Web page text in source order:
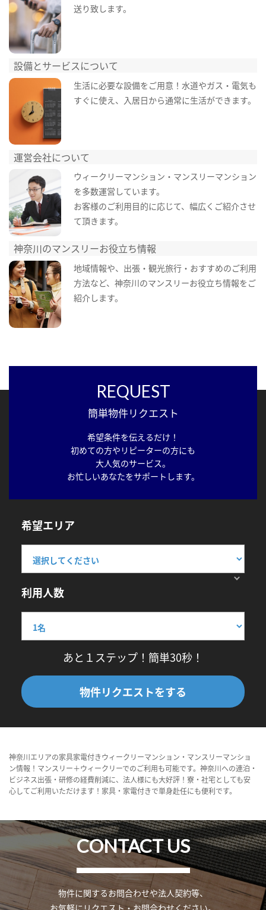
送り致します。
設備とサービスについて
生活に必要な設備をご用意！水道やガス・電気も
すぐに使え、入居日から通常に生活ができます。
運営会社について
ウィークリーマンション・マンスリーマンション
を多数運営しています。
お客様のご利用目的に応じて、幅広くご紹介させ
て頂きます。
神奈川のマンスリーお役立ち情報
地域情報や、出張・観光旅行・おすすめのご利用
方法など、神奈川のマンスリーお役立ち情報をご
紹介します。
REQUEST
簡単物件リクエスト
希望条件を伝えるだけ！
初めての方やリピーターの方にも
大人気のサービス。
お忙しいあなたをサポートします。
希望エリア
利用人数
あと１ステップ！簡単30秒！
物件リクエストをする
神奈川エリアの家具家電付きウィークリーマンション・マンスリーマンショ
ン情報！マンスリー＋ウィークリーでのご利用も可能です。神奈川への連泊・
ビジネス出張・研修の経費削減に、法人様にも大好評！寮・社宅としても安
心してご利用いただけます！家具・家電付きで単身赴任にも便利です。
CONTACT US
物件に関するお問合わせや法人契約等、